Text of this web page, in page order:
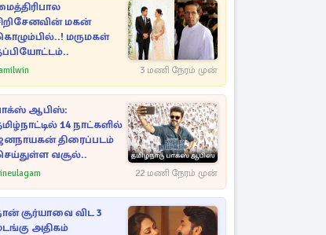
மகன்
மருமகள்
3 மணி நேரம் முன்
ஆபிஸ்:
14 நாட்களில்
திரைப்படம்
வசூல்..
22 மணி நேரம் முன்
சூர்யாவை விட 3
அதிகம்